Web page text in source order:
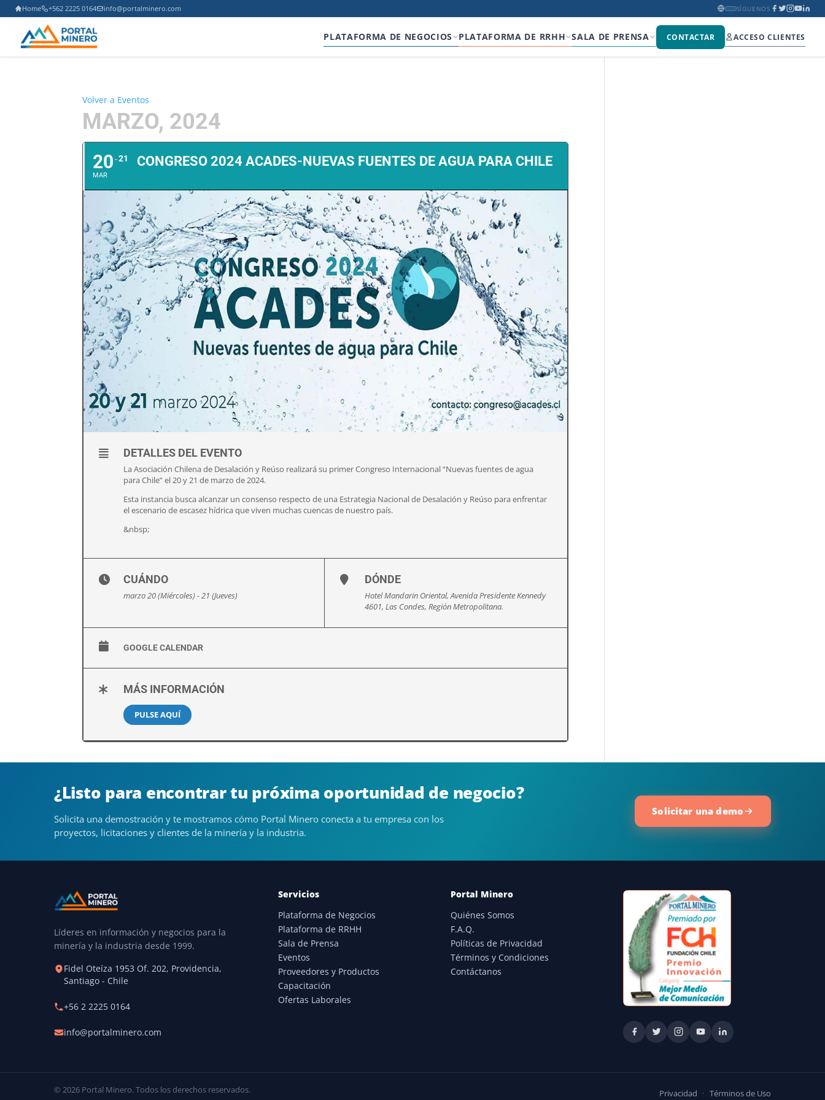
Home +562 2225 0164 info@portalminero.com SÍGUENOS
PLATAFORMA DE NEGOCIOS PLATAFORMA DE RRHH SALA DE PRENSA CONTACTAR ACCESO CLIENTES
Volver a Eventos
MARZO, 2024
20
MAR
21 CONGRESO 2024 ACADES-NUEVAS FUENTES DE AGUA PARA CHILE
DETALLES DEL EVENTO
La Asociación Chilena de Desalación y Reúso realizará su primer Congreso Internacional “Nuevas fuentes de agua
para Chile” el 20 y 21 de marzo de 2024.
Esta instancia busca alcanzar un consenso respecto de una Estrategia Nacional de Desalación y Reúso para enfrentar
el escenario de escasez hídrica que viven muchas cuencas de nuestro país.
&nbsp;
CUÁNDO
marzo 20 (Miércoles) - 21 (Jueves)
DÓNDE
Hotel Mandarin Oriental, Avenida Presidente Kennedy
4601, Las Condes, Región Metropolitana.
GOOGLE CALENDAR
MÁS INFORMACIÓN
PULSE AQUÍ
¿Listo para encontrar tu próxima oportunidad de negocio?
Solicita una demostración y te mostramos cómo Portal Minero conecta a tu empresa con los
proyectos, licitaciones y clientes de la minería y la industria.
Solicitar una demo
Líderes en información y negocios para la
minería y la industria desde 1999.
Fidel Oteíza 1953 Of. 202, Providencia,
Santiago - Chile
+56 2 2225 0164
info@portalminero.com
Servicios
Plataforma de Negocios
Plataforma de RRHH
Sala de Prensa
Eventos
Proveedores y Productos
Capacitación
Ofertas Laborales
Portal Minero
Quiénes Somos
F.A.Q.
Políticas de Privacidad
Términos y Condiciones
Contáctanos
© 2026 Portal Minero. Todos los derechos reservados. Privacidad · Términos de Uso